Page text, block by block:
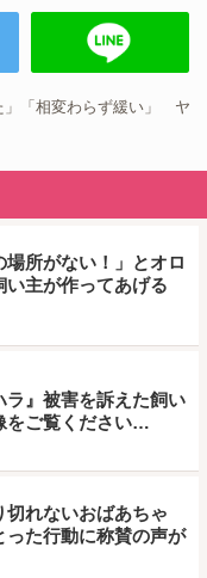
」「相変わらず緩い」 ヤ
場所がない！」とオロ
主が作ってあげる
ラ』被害を訴えた飼い
ご覧ください…
切れないおばあちゃ
た行動に称賛の声が